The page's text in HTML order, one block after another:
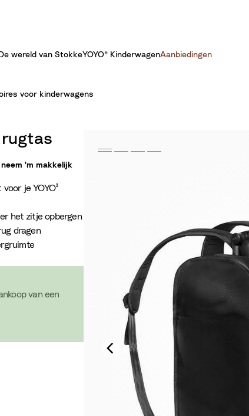
De wereld van StokkeYOYO® KinderwagenAanbiedingen
voor kinderwagens
rugtas
'm makkelijk
je YOYO³
het zitje opbergen
dragen
van een